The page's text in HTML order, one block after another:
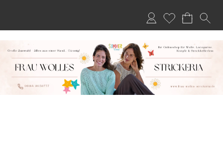
Anmelden
Merkliste